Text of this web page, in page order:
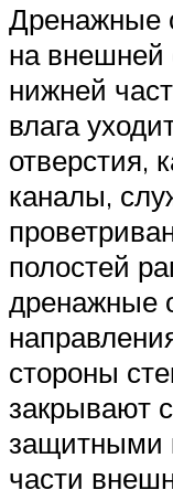
Дренажные
на внешней
нижней
влага
отверстия,
каналы,
полостей
дренажные
стороны
закрывают
защитными
части